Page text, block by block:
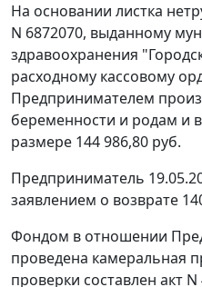
На основании листка
N 6872070, выданному
здравоохранения
расходному кассовому
Предпринимателем
беременности и родам и
размере 144 986,80 руб.
Предприниматель
заявлением о возврате
Фондом в отношении
проведена камеральная
проверки составлен акт